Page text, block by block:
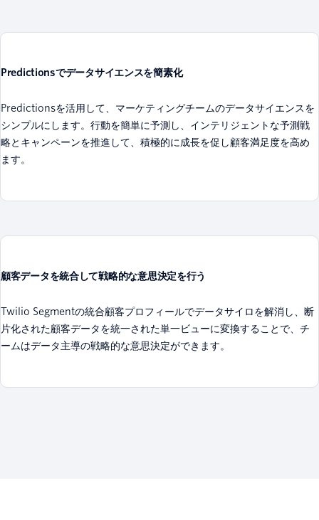
Predictionsでデータサイエンスを簡素化
Predictionsを活用して、マーケティングチームのデータサイエンスを
シンプルにします。行動を簡単に予測し、インテリジェントな予測戦
略とキャンペーンを推進して、積極的に成長を促し顧客満足度を高め
ます。
顧客データを統合して戦略的な意思決定を行う
Twilio Segmentの統合顧客プロフィールでデータサイロを解消し、断
片化された顧客データを統一された単一ビューに変換することで、チ
ームはデータ主導の戦略的な意思決定ができます。